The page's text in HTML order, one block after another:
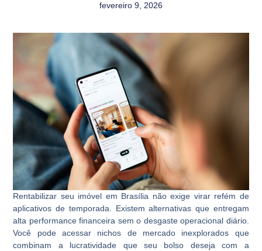
fevereiro 9, 2026
Rentabilizar seu imóvel em Brasília não exige virar refém de
aplicativos de temporada. Existem alternativas que entregam
alta performance financeira sem o desgaste operacional diário.
Você pode acessar nichos de mercado inexplorados que
combinam a lucratividade que seu bolso deseja com a